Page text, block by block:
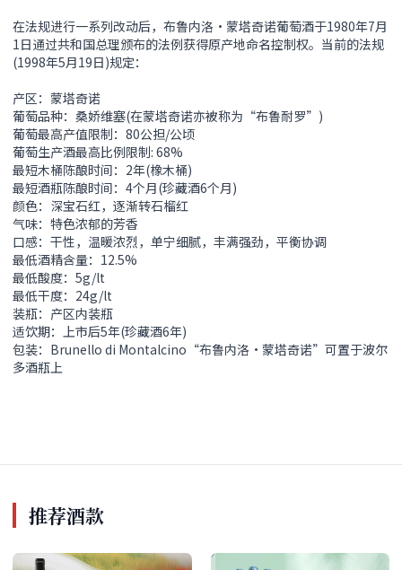
在法规进行一系列改动后，布鲁内洛•蒙塔奇诺葡萄酒于1980年7月
1日通过共和国总理颁布的法例获得原产地命名控制权。当前的法规
(1998年5月19日)规定：
产区：蒙塔奇诺
葡萄品种：桑娇维塞(在蒙塔奇诺亦被称为“布鲁耐罗”)
葡萄最高产值限制：80公担/公顷
葡萄生产酒最高比例限制: 68%
最短木桶陈酿时间：2年(橡木桶)
最短酒瓶陈酿时间：4个月(珍藏酒6个月)
颜色：深宝石红，逐渐转石榴红
气味：特色浓郁的芳香
口感：干性，温暖浓烈，单宁细腻，丰满强劲，平衡协调
最低酒精含量：12.5%
最低酸度：5g/lt
最低干度：24g/lt
装瓶：产区内装瓶
适饮期：上市后5年(珍藏酒6年)
包装：Brunello di Montalcino“布鲁内洛•蒙塔奇诺”可置于波尔
多酒瓶上
推荐酒款